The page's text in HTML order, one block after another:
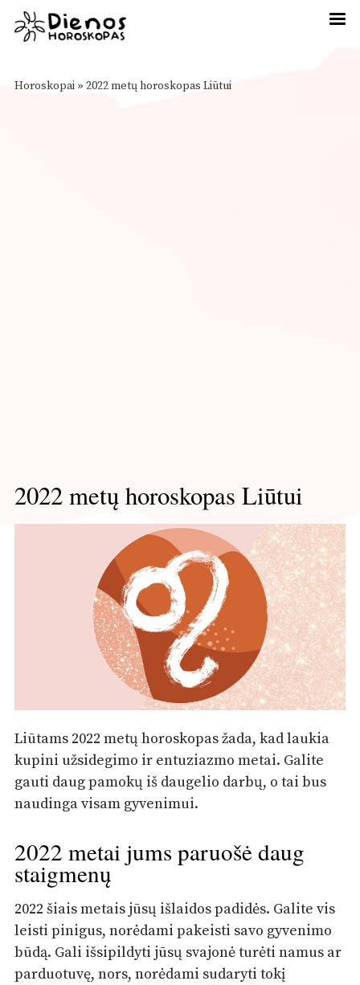
Horoskopai » 2022 metų horoskopas Liūtui
2022 metų horoskopas Liūtui
Liūtams 2022 metų horoskopas žada, kad laukia
kupini užsidegimo ir entuziazmo metai. Galite
gauti daug pamokų iš daugelio darbų, o tai bus
naudinga visam gyvenimui.
2022 metai jums paruošė daug
staigmenų
2022 šiais metais jūsų išlaidos padidės. Galite vis
leisti pinigus, norėdami pakeisti savo gyvenimo
būdą. Gali išsipildyti jūsų svajonė turėti namus ar
parduotuvę, nors, norėdami sudaryti tokį